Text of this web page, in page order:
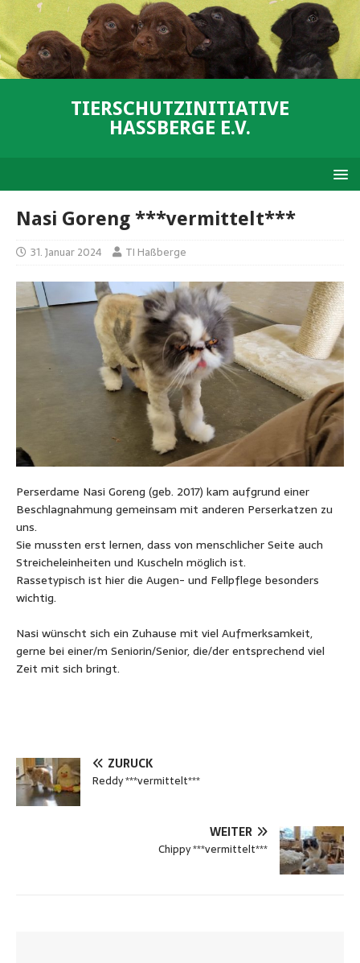
TIERSCHUTZINITIATIVE
HASSBERGE E.V.
Nasi Goreng ***vermittelt***
31. Januar 2024 TI Haßberge
Perserdame Nasi Goreng (geb. 2017) kam aufgrund einer
Beschlagnahmung gemeinsam mit anderen Perserkatzen zu
uns.
Sie mussten erst lernen, dass von menschlicher Seite auch
Streicheleinheiten und Kuscheln möglich ist.
Rassetypisch ist hier die Augen- und Fellpflege besonders
wichtig.
Nasi wünscht sich ein Zuhause mit viel Aufmerksamkeit,
gerne bei einer/m Seniorin/Senior, die/der entsprechend viel
Zeit mit sich bringt.
ZURÜCK
Reddy ***vermittelt***
WEITER
Chippy ***vermittelt***